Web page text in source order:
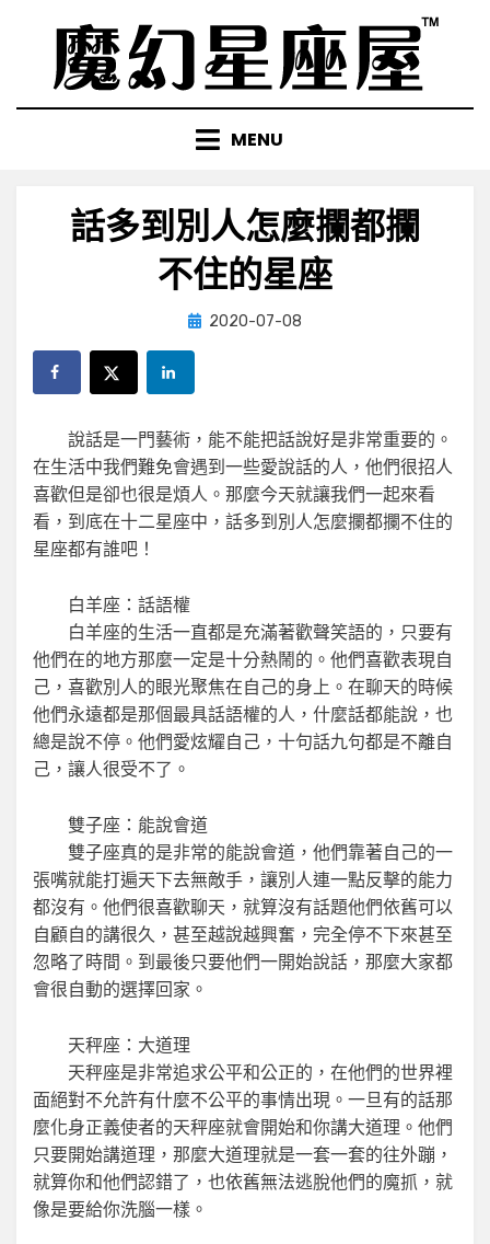
content
MENU
話多到別人怎麼攔都攔
不住的星座
by小編
Posted
2020-07-08
說話是一門藝術，能不能把話說好是非常重要的。
在生活中我們難免會遇到一些愛說話的人，他們很招人
喜歡但是卻也很是煩人。那麼今天就讓我們一起來看
看，到底在十二星座中，話多到別人怎麼攔都攔不住的
星座都有誰吧！
白羊座：話語權
白羊座的生活一直都是充滿著歡聲笑語的，只要有
他們在的地方那麼一定是十分熱鬧的。他們喜歡表現自
己，喜歡別人的眼光聚焦在自己的身上。在聊天的時候
他們永遠都是那個最具話語權的人，什麼話都能說，也
總是說不停。他們愛炫耀自己，十句話九句都是不離自
己，讓人很受不了。
雙子座：能說會道
雙子座真的是非常的能說會道，他們靠著自己的一
張嘴就能打遍天下去無敵手，讓別人連一點反擊的能力
都沒有。他們很喜歡聊天，就算沒有話題他們依舊可以
自顧自的講很久，甚至越說越興奮，完全停不下來甚至
忽略了時間。到最後只要他們一開始說話，那麼大家都
會很自動的選擇回家。
天秤座：大道理
天秤座是非常追求公平和公正的，在他們的世界裡
面絕對不允許有什麼不公平的事情出現。一旦有的話那
麼化身正義使者的天秤座就會開始和你講大道理。他們
只要開始講道理，那麼大道理就是一套一套的往外蹦，
就算你和他們認錯了，也依舊無法逃脫他們的魔抓，就
像是要給你洗腦一樣。